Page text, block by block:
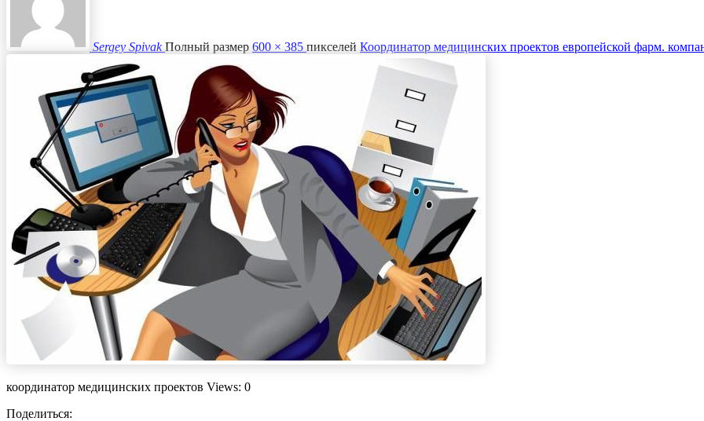
Sergey Spivak Полный размер 600 × 385 пикселей Координатор медицинских проектов европейской фарм.
координатор медицинских проектов Views: 0
Поделиться: